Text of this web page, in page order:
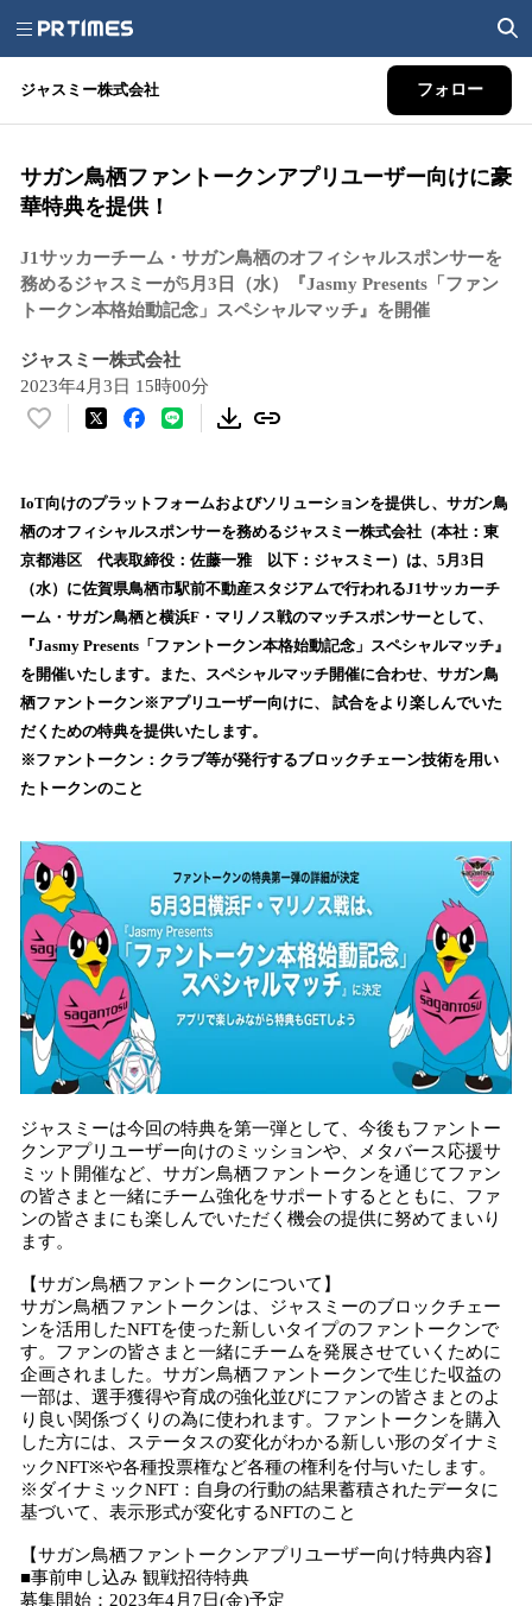
ジャスミー株式会社 フォロー
サガン鳥栖ファントークンアプリユーザー向けに豪
華特典を提供！
J1サッカーチーム・サガン鳥栖のオフィシャルスポンサーを
務めるジャスミーが5月3日（水）『Jasmy Presents「ファン
トークン本格始動記念」スペシャルマッチ』を開催
ジャスミー株式会社
2023年4月3日 15時00分
い
！
数
を
読
み
込
み
中
で
す
IoT向けのプラットフォームおよびソリューションを提供し、サガン鳥
栖のオフィシャルスポンサーを務めるジャスミー株式会社（本社：東
京都港区 代表取締役：佐藤一雅 以下：ジャスミー）は、5月3日
（水）に佐賀県鳥栖市駅前不動産スタジアムで行われるJ1サッカーチ
ーム・サガン鳥栖と横浜F・マリノス戦のマッチスポンサーとして、
『Jasmy Presents「ファントークン本格始動記念」スペシャルマッチ』
を開催いたします。また、スペシャルマッチ開催に合わせ、サガン鳥
栖ファントークン※アプリユーザー向けに、 試合をより楽しんでいた
だくための特典を提供いたします。
※ファントークン：クラブ等が発行するブロックチェーン技術を用い
たトークンのこと
ジャスミーは今回の特典を第一弾として、今後もファントー
クンアプリユーザー向けのミッションや、メタバース応援サ
ミット開催など、サガン鳥栖ファントークンを通じてファン
の皆さまと一緒にチーム強化をサポートするとともに、ファ
ンの皆さまにも楽しんでいただく機会の提供に努めてまいり
ます。
【サガン鳥栖ファントークンについて】
サガン⿃栖ファントークンは、ジャスミーのブロックチェー
ンを活⽤したNFTを使った新しいタイプのファントークンで
す。ファンの皆さまと⼀緒にチームを発展させていくために
企画されました。サガン⿃栖ファントークンで生じた収益の
⼀部は、選⼿獲得や育成の強化並びにファンの皆さまとのよ
り良い関係づくりの為に使われます。ファントークンを購⼊
した⽅には、ステータスの変化がわかる新しい形のダイナミ
ックNFT※や各種投票権など各種の権利を付与いたします。
※ダイナミックNFT：自身の行動の結果蓄積されたデータに
基づいて、表示形式が変化するNFTのこと
【サガン鳥栖ファントークンアプリユーザー向け特典内容】
■事前申し込み 観戦招待特典
募集開始：2023年4月7日(金)予定